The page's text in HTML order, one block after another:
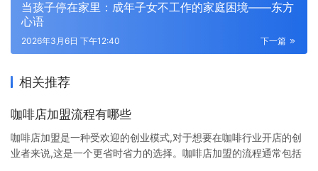
当孩子停在家里：成年子女不工作的家庭困境——东方
心语
下一篇
2026年3月6日 下午12:40
相关推荐
咖啡店加盟流程有哪些
咖啡店加盟是一种受欢迎的创业模式,对于想要在咖啡行业开店的创
业者来说,这是一个更省时省力的选择。咖啡店加盟的流程通常包括